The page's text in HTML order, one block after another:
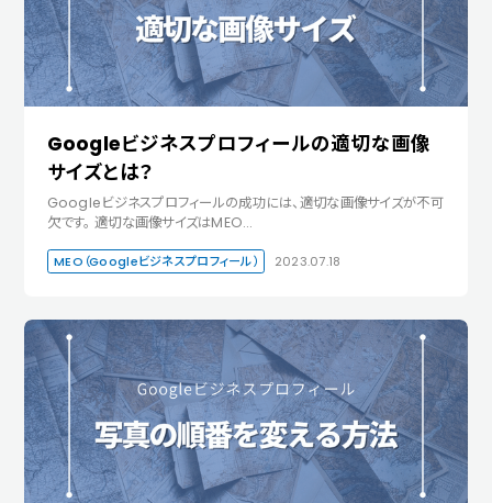
Googleビジネスプロフィールの適切な画像
サイズとは？
Googleビジネスプロフィールの成功には、適切な画像サイズが不可
欠です。 適切な画像サイズはMEO…
MEO（Googleビジネスプロフィール） 2023.07.18